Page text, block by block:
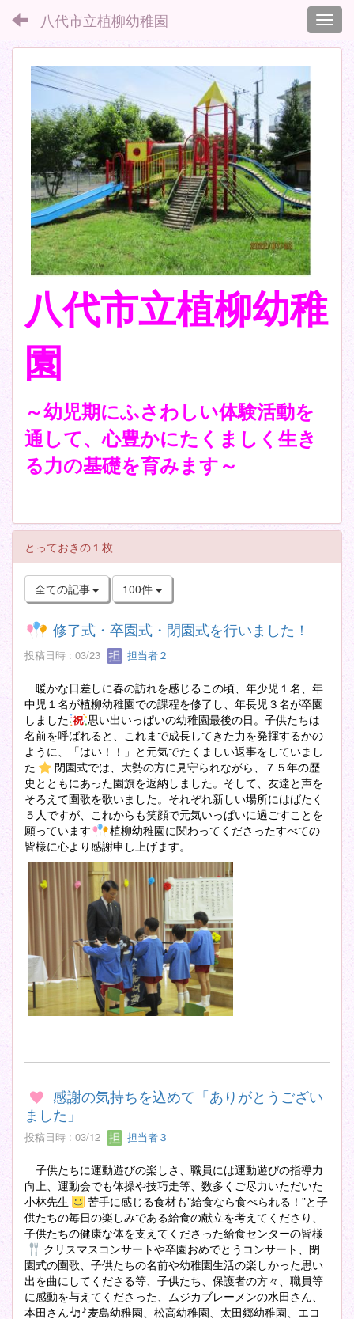
八代市立植柳幼稚園
八代市立植柳幼稚
園
～幼児期にふさわしい体験活動を
通して、心豊かにたくましく生き
る力の基礎を育みます～
とっておきの１枚
全ての記事 100件
修了式・卒園式・閉園式を行いました！
投稿日時 : 03/23 担当者２
暖かな日差しに春の訪れを感じるこの頃、年少児１名、年
中児１名が植柳幼稚園での課程を修了し、年長児３名が卒園
しました
思い出いっぱいの幼稚園最後の日。子供たちは
名前を呼ばれると、これまで成長してきた力を発揮するかの
ように、「はい！！」と元気でたくましい返事をしていまし
た
閉園式では、大勢の方に見守られながら、７５年の歴
史とともにあった園旗を返納しました。そして、友達と声を
そろえて園歌を歌いました。それぞれ新しい場所にはばたく
５人ですが、これからも笑顔で元気いっぱいに過ごすことを
願っています
植柳幼稚園に関わってくださったすべての
皆様に心より感謝申し上げます。
感謝の気持ちを込めて「ありがとうござい
ました」
投稿日時 : 03/12 担当者３
子供たちに運動遊びの楽しさ、職員には運動遊びの指導力
向上、運動会でも体操や技巧走等、数多くご尽力いただいた
小林先生
苦手に感じる食材も”給食なら食べられる！”と子
供たちの毎日の楽しみである給食の献立を考えてくださり、
子供たちの健康な体を支えてくださった給食センターの皆様
クリスマスコンサートや卒園おめでとうコンサート、閉
園式の園歌、子供たちの名前や幼稚園生活の楽しかった思い
出を曲にしてくださる等、子供たち、保護者の方々、職員等
に感動を与えてくださった、ムジカブレーメンの水田さん、
本田さん
麦島幼稚園、松高幼稚園、太田郷幼稚園、エコ